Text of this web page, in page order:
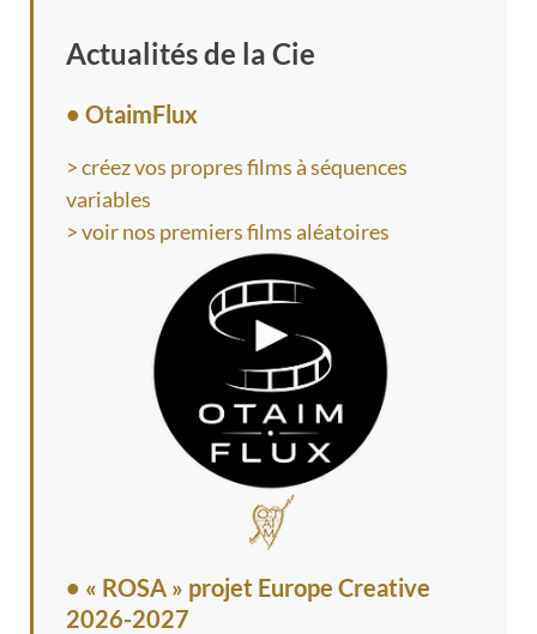
Actualités de la Cie
• OtaimFlux
> créez vos propres films à séquences
variables
> voir nos premiers films aléatoires
• « ROSA » projet Europe Creative
2026-2027